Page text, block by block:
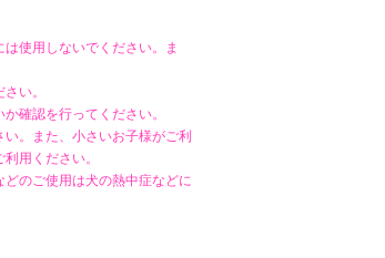
使用しないでください。ま
い。
確認を行ってください。
。また、小さいお子様がご利
用ください。
どのご使用は犬の熱中症などに